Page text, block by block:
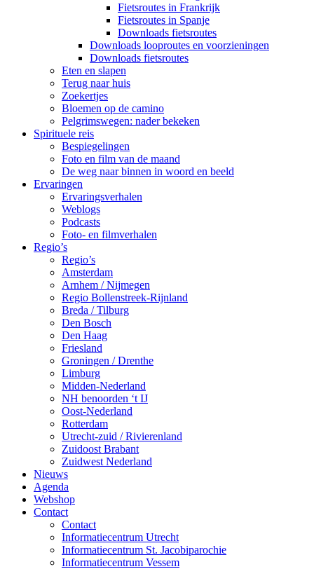
Fietsroutes in Frankrijk
Fietsroutes in Spanje
Downloads fietsroutes
Downloads looproutes en voorzieningen
Downloads fietsroutes
Eten en slapen
Terug naar huis
Zoekertjes
Bloemen op de camino
Pelgrimswegen: nader bekeken
Spirituele reis
Bespiegelingen
Foto en film van de maand
De weg naar binnen in woord en beeld
Ervaringen
Ervaringsverhalen
Weblogs
Podcasts
Foto- en filmverhalen
Regio’s
Regio’s
Amsterdam
Arnhem / Nijmegen
Regio Bollenstreek-Rijnland
Breda / Tilburg
Den Bosch
Den Haag
Friesland
Groningen / Drenthe
Limburg
Midden-Nederland
NH benoorden ‘t IJ
Oost-Nederland
Rotterdam
Utrecht-zuid / Rivierenland
Zuidoost Brabant
Zuidwest Nederland
Nieuws
Agenda
Webshop
Contact
Contact
Informatiecentrum Utrecht
Informatiecentrum St. Jacobiparochie
Informatiecentrum Vessem